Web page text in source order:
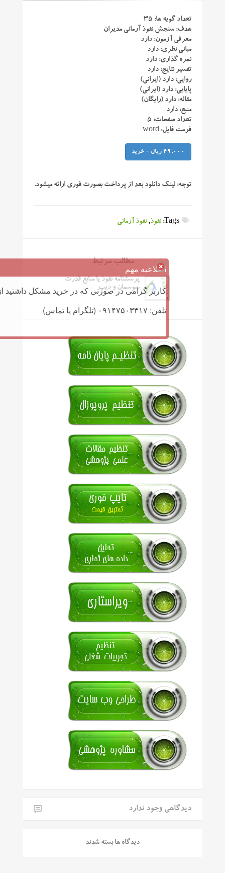
تعداد گویه ها: ۳۵
هدف: سنجش نفوذ آرمانی مدیران
معرفی آزمون: دارد
مبانی نظری: دارد
نمره گذاری: دارد
تفسیر نتایج: دارد
روایی: دارد (ایرانی)
پایایی: دارد (ایرانی)
مقاله: دارد (رایگان)
منبع: دارد
تعداد صفحات: ۵
فرمت فایل: word
49,000 ریال – خرید
توجه: لینک دانلود بعد از پرداخت بصورت فوری ارائه میشود.
Tags: نفوذ,نفوذ آرمانی
مطالب مرتبط
پرسشنامه نفوذ یا منابع قدرت
سوسمان و دیپ
دیدگاهی وجود ندارد
دیدگاه ها بسته شدند
اطلاعیه مهم
کاربر گرامی در صورتی که در خرید مشکل داشتید
تلفن: ۰۹۱۴۷۵۰۳۳۱۷ (تلگرام یا تماس)